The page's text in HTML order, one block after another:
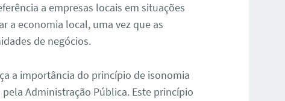
a empresas locais em situações
a economia local, uma vez que as
de negócios.
a importância do princípio de isonomia
Administração Pública. Este princípio